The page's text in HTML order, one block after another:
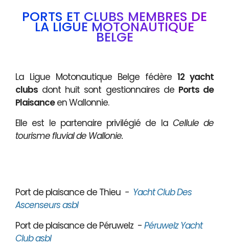
PORTS ET CLUBS MEMBRES DE
LA LIGUE MOTONAUTIQUE
BELGE
La Ligue Motonautique Belge fédère 12 yacht
clubs dont huit sont gestionnaires de Ports de
Plaisanceen Wallonnie.
Elle est le partenaire privilégié de la Cellule de
tourisme fluvial de Wallonie.
Port de plaisance de Thieu - Yacht Club Des
Ascenseurs asbl
Port de plaisance de Péruwelz - Péruwelz Yacht
Club asbl